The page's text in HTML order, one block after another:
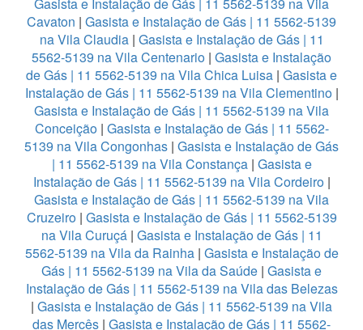
Gasista e Instalação de Gás | 11 5562-5139 na Vila
Cavaton | Gasista e Instalação de Gás | 11 5562-5139
na Vila Claudia| Gasista e Instalação de Gás | 11
5562-5139 na Vila Centenario | Gasista e Instalação
de Gás | 11 5562-5139 na Vila Chica Luisa | Gasista e
Instalação de Gás | 11 5562-5139 na Vila Clementino|
Gasista e Instalação de Gás | 11 5562-5139 na Vila
Conceição| Gasista e Instalação de Gás | 11 5562-
5139 na Vila Congonhas | Gasista e Instalação de Gás
| 11 5562-5139 na Vila Constança| Gasista e
Instalação de Gás | 11 5562-5139 na Vila Cordeiro|
Gasista e Instalação de Gás | 11 5562-5139 na Vila
Cruzeiro | Gasista e Instalação de Gás | 11 5562-5139
na Vila Curuçá | Gasista e Instalação de Gás | 11
5562-5139 na Vila da Rainha | Gasista e Instalação de
Gás | 11 5562-5139 na Vila da Saúde | Gasista e
Instalação de Gás | 11 5562-5139 na Vila das Belezas
| Gasista e Instalação de Gás | 11 5562-5139 na Vila
das Mercês | Gasista e Instalação de Gás | 11 5562-